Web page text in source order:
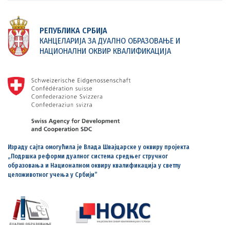
РЕПУБЛИКА СРБИЈА
КАНЦЕЛАРИЈА ЗА ДУАЛНО ОБРАЗОВАЊЕ И
НАЦИОНАЛНИ ОКВИР КВАЛИФИКАЦИЈА
Израду сајта омогућила је Влада Швајцарске у оквиру пројекта
„Подршка реформи дуалног система средњег стручног
образовања и Националном оквиру квалификација у светлу
целоживотног учења у Србији”